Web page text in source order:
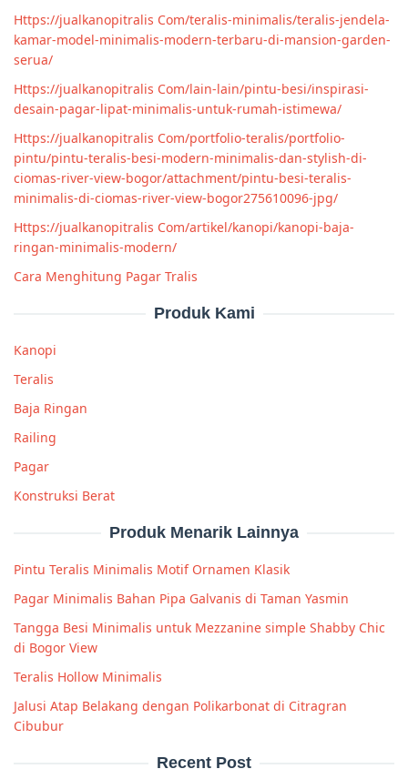
Https://jualkanopitralis Com/teralis-minimalis/teralis-jendela-
kamar-model-minimalis-modern-terbaru-di-mansion-garden-
serua/
Https://jualkanopitralis Com/lain-lain/pintu-besi/inspirasi-
desain-pagar-lipat-minimalis-untuk-rumah-istimewa/
Https://jualkanopitralis Com/portfolio-teralis/portfolio-
pintu/pintu-teralis-besi-modern-minimalis-dan-stylish-di-
ciomas-river-view-bogor/attachment/pintu-besi-teralis-
minimalis-di-ciomas-river-view-bogor275610096-jpg/
Https://jualkanopitralis Com/artikel/kanopi/kanopi-baja-
ringan-minimalis-modern/
Cara Menghitung Pagar Tralis
Produk Kami
Kanopi
Teralis
Baja Ringan
Railing
Pagar
Konstruksi Berat
Produk Menarik Lainnya
Pintu Teralis Minimalis Motif Ornamen Klasik
Pagar Minimalis Bahan Pipa Galvanis di Taman Yasmin
Tangga Besi Minimalis untuk Mezzanine simple Shabby Chic
di Bogor View
Teralis Hollow Minimalis
Jalusi Atap Belakang dengan Polikarbonat di Citragran
Cibubur
Recent Post